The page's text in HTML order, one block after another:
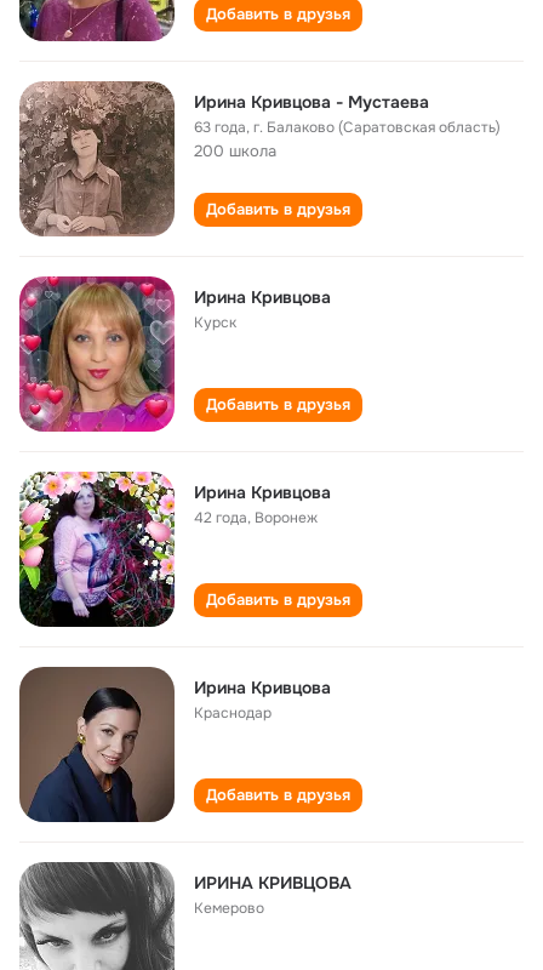
Добавить в друзья
Ирина Кривцова - Мустаева
63 года,г. Балаково (Саратовская область)
200 школа
Добавить в друзья
Ирина Кривцова
Курск
Добавить в друзья
Ирина Кривцова
42 года, Воронеж
Добавить в друзья
Ирина Кривцова
Краснодар
Добавить в друзья
ИРИНА КРИВЦОВА
Кемерово